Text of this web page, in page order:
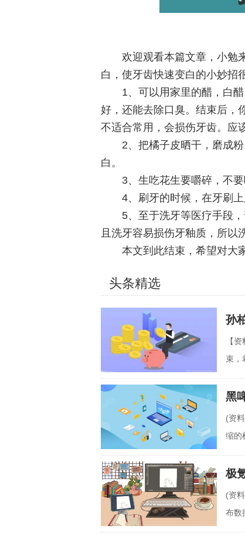
欢迎观看本篇文章，小勉
白，使牙齿快速变白的小妙招
1、可以用家里的醋，白
好，还能去除口臭。结束后，
不适合常用，会损伤牙齿。应
2、把橘子皮晒干，磨成
白。
3、生吃花生要嚼碎，不
4、刷牙的时候，在牙刷
5、至于洗牙等医疗手段
且洗牙容易损伤牙釉质，所以
本文到此结束，希望对大
头条精选
孙
【
束，
黑
(资
缩的
子"
极
(资
布数
6%。